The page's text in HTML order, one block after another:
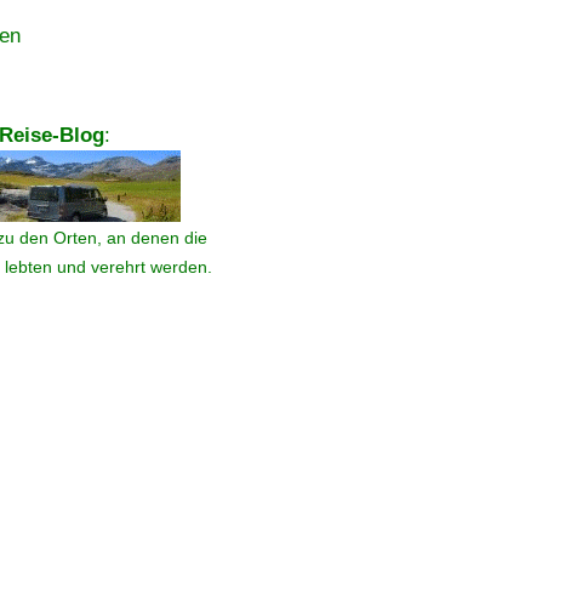
Reise-Blog:
den Orten, an denen die
lebten und verehrt werden.